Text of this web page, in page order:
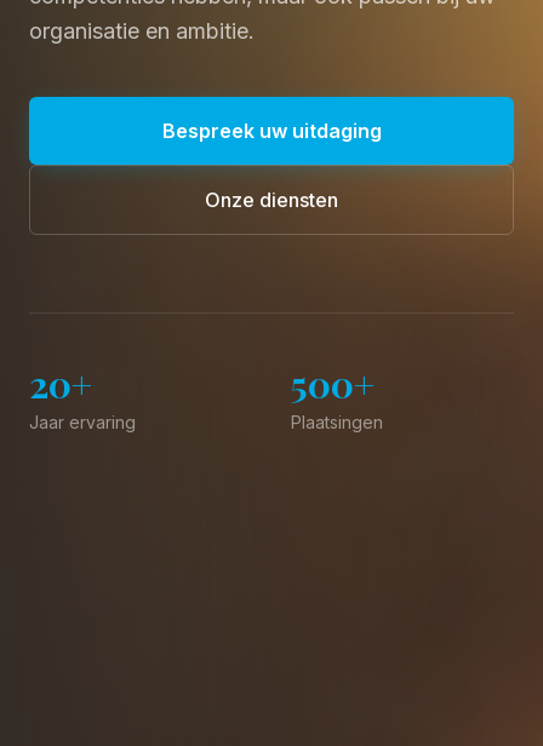
organisatie en ambitie.
Bespreek uw uitdaging
Onze diensten
20+
Jaar ervaring
500+
Plaatsingen